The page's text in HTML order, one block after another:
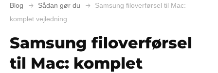
Blog Sådan gør du
Samsung filoverførsel til Mac:
komplet vejledning
Samsung filoverførsel
til Mac: komplet